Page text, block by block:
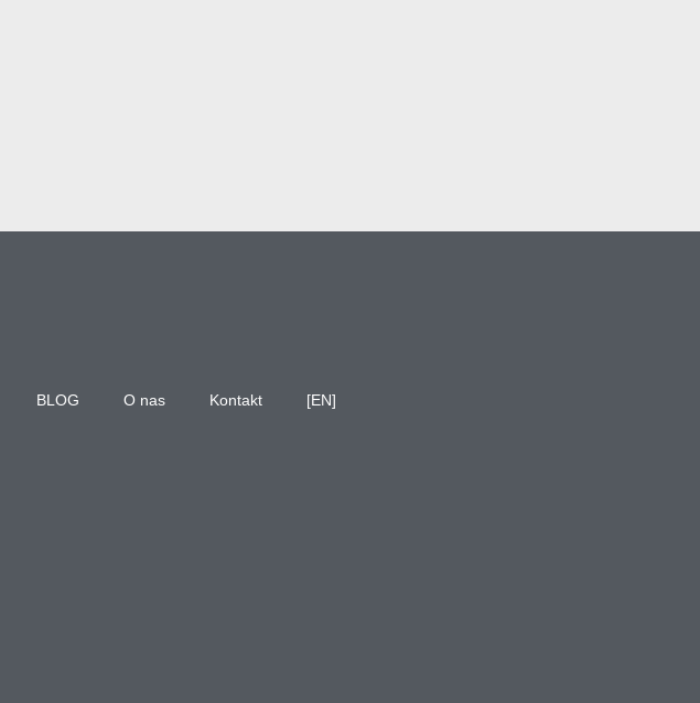
BLOG O nas Kontakt [EN]